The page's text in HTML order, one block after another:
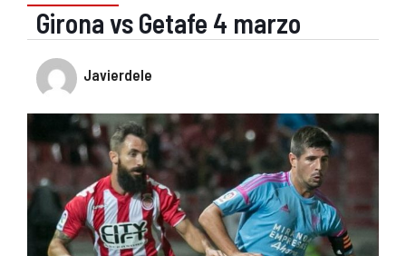
Girona vs Getafe 4 marzo
Javierdele